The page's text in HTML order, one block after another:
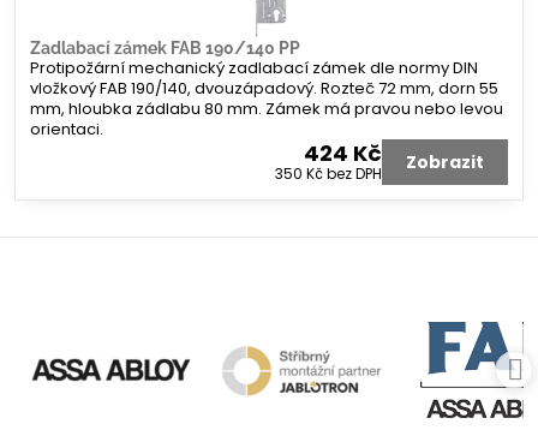
Zadlabací zámek FAB 190/140 PP
Protipožární mechanický zadlabací zámek dle normy DIN
vložkový FAB 190/140, dvouzápadový. Rozteč 72 mm, dorn 55
mm, hloubka zádlabu 80 mm. Zámek má pravou nebo levou
orientaci.
424 Kč
350 Kčbez DPH Zobrazit